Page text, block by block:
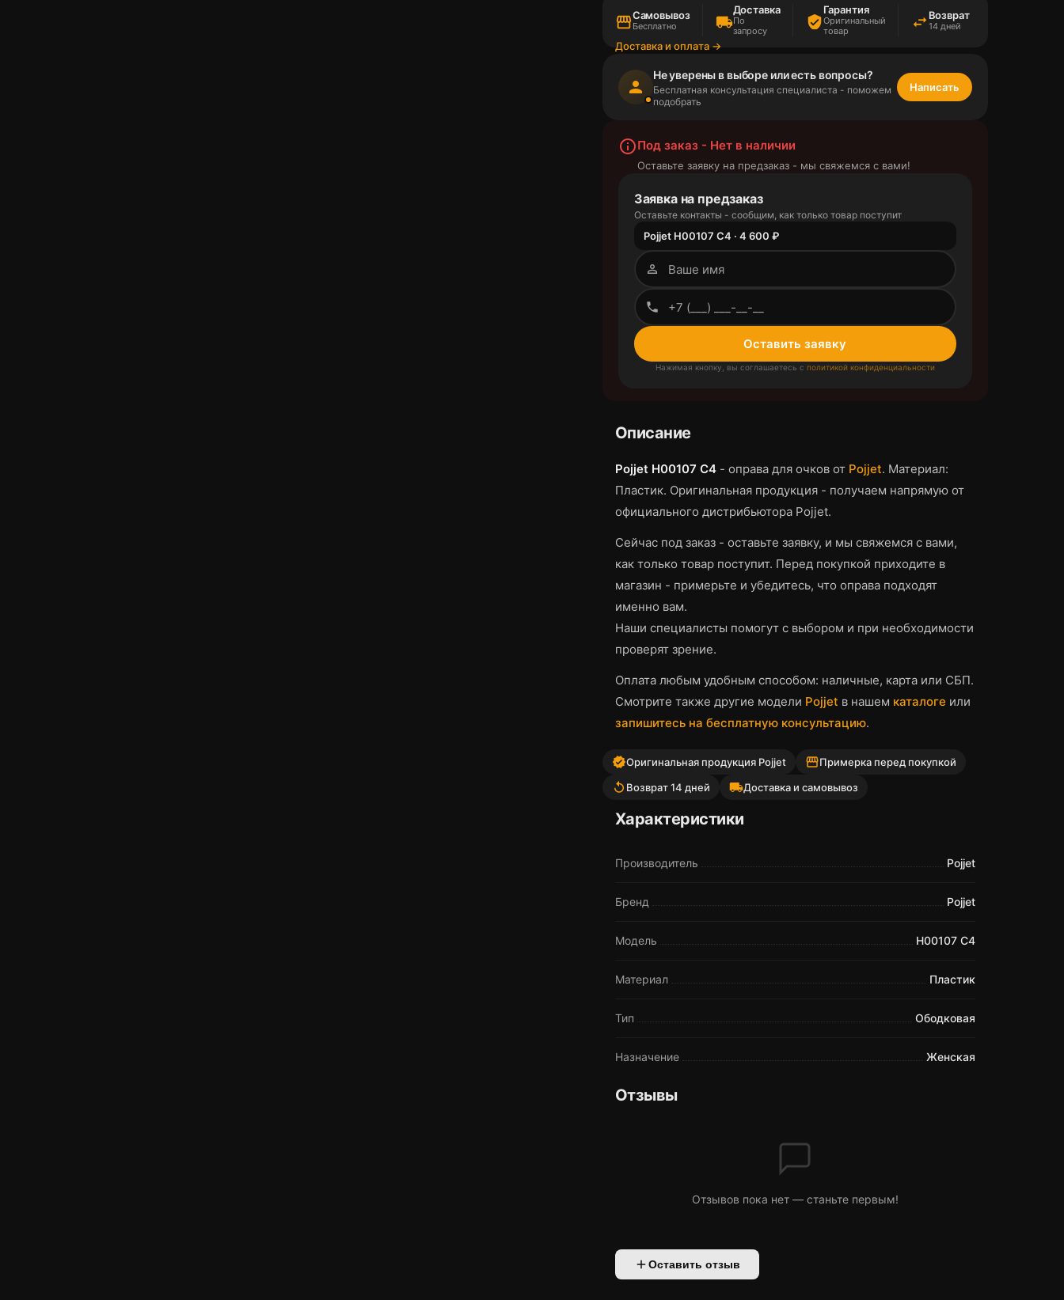
storefrontСамовывоз
Бесплатно local_shipping
Доставка
По
запросу
verified_user
Гарантия
Оригинальный
товар
swap_horiz Возврат
14 дней
Доставка и оплата →
person
Не уверены в выборе или есть вопросы?
Бесплатная консультация специалиста - поможем
подобрать
Написать
info_outlineПод заказ - Нет в наличии
Оставьте заявку на предзаказ - мы свяжемся с вами!
Заявка на предзаказ
Оставьте контакты - сообщим, как только товар поступит
Pojjet H00107 C4 · 4 600 ₽
person_outline
phone_outlined
Оставить заявку
Нажимая кнопку, вы соглашаетесь с политикой конфиденциальности
Описание
Pojjet H00107 C4- оправа для очковот Pojjet. Материал:
Пластик. Оригинальная продукция - получаем напрямую от
официального дистрибьютора Pojjet.
Сейчас под заказ - оставьте заявку, и мы свяжемся с вами,
как только товар поступит. Перед покупкой приходите в
магазин - примерьте и убедитесь, что оправаподходят
именно вам.
Наши специалисты помогут с выбором и при необходимости
проверят зрение.
Оплата любым удобным способом: наличные, карта или СБП.
Смотрите также другие модели Pojjet в нашем каталоге или
запишитесь на бесплатную консультацию.
verifiedОригинальная продукция Pojjet storefrontПримерка перед покупкой
replay Возврат 14 дней local_shippingДоставка и самовывоз
Характеристики
Производитель Pojjet
Бренд Pojjet
Модель H00107 C4
Материал Пластик
Тип Ободковая
Назначение Женская
Отзывы
Отзывов пока нет — станьте первым!
Оставить отзыв